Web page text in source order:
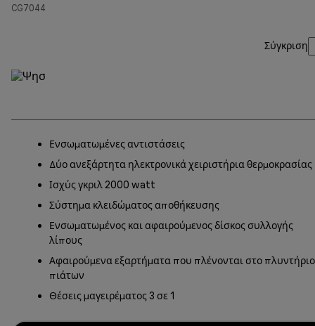
CG7044
Σύγκριση
Ενσωματωμένες αντιστάσεις
Δύο ανεξάρτητα ηλεκτρονικά χειριστήρια θερμοκρασίας
Ισχύς γκριλ 2000 watt
Σύστημα κλειδώματος αποθήκευσης
Ενσωματωμένος και αφαιρούμενος δίσκος συλλογής
λίπους
Αφαιρούμενα εξαρτήματα που πλένονται στο πλυντήριο
πιάτων
Θέσεις μαγειρέματος 3 σε 1